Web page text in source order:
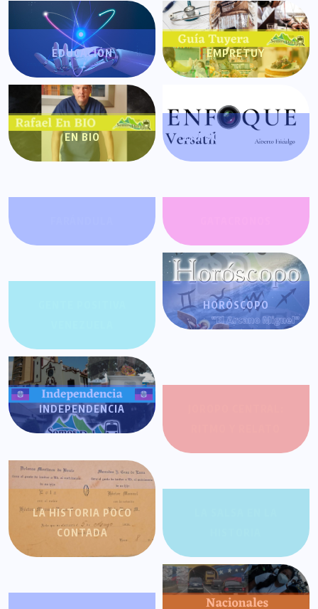
EDUCACIÓN EMPRETUY
EN BIO ENFOQUE VERSÁTIL
HORÓSCOPO
INDEPENDENCIA
LA HISTORIA POCO
CONTADA